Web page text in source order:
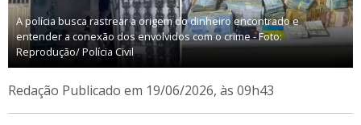
A polícia busca rastrear a origem do dinheiro encontrado e
entender a conexão dos envolvidos com o crime - Foto:
Reprodução/ Polícia Civil
Redação Publicado em 19/06/2026, às 09h43